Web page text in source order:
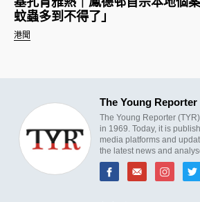
港聞
蚊蟲多到不得了」
The Young Reporter
The Young Reporter
in 1969. Today, it is
media platforms and
the latest news and